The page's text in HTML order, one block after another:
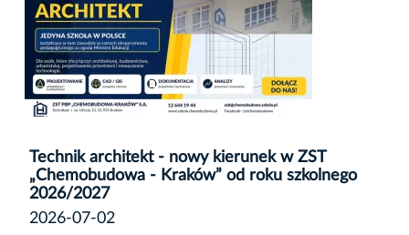
Technik architekt - nowy kierunek w ZST
„Chemobudowa - Kraków” od roku szkolnego
2026/2027
2026-07-02